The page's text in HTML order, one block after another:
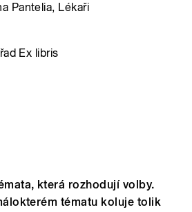
Pantelia, Lékaři
Ex libris
která rozhodují volby.
tématu koluje tolik